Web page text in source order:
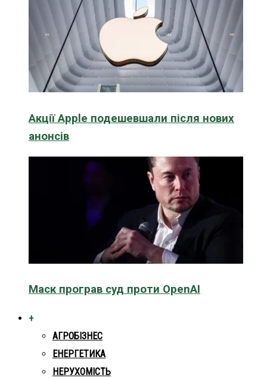
Акції Apple подешевшали після нових
анонсів
Маск програв суд проти OpenAI
+
АГРОБІЗНЕС
ЕНЕРГЕТИКА
НЕРУХОМІСТЬ